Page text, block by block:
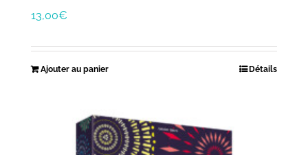
13,00€
Ajouter au panier Détails